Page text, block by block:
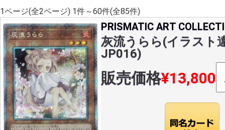
1ページ(全2ページ) 1件～60件(全85件)
PRISMATIC ART
灰流うらら(イラスト
JP016)
販売価格¥13,800